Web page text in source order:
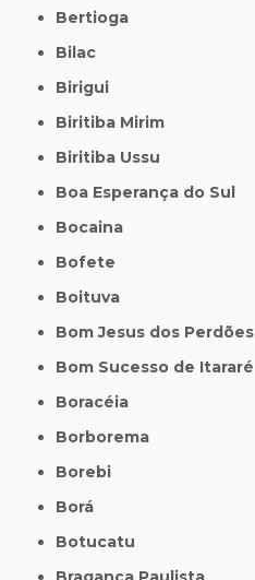
Bertioga
Bilac
Birigui
Biritiba Mirim
Biritiba Ussu
Boa Esperança do Sul
Bocaina
Bofete
Boituva
Bom Jesus dos Perdões
Bom Sucesso de Itararé
Boracéia
Borborema
Borebi
Borá
Botucatu